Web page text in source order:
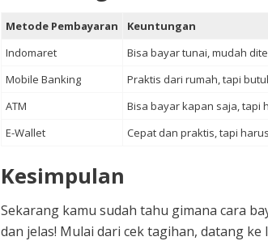
Metode Pembayaran
Keuntungan
Indomaret
Bisa bayar tunai, mudah
Mobile Banking
Praktis dari rumah, tapi
ATM
Bisa bayar kapan saja, tapi
E-Wallet
Cepat dan praktis, tapi
Kesimpulan
Sekarang kamu sudah tahu gimana cara
dan jelas! Mulai dari cek tagihan, datang